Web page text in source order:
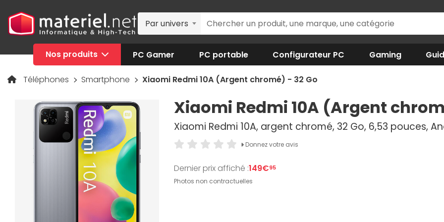
Par univers
Nos produits PC Gamer PC portable Configurateur PC Gaming
Téléphones Smartphone Xiaomi Redmi 10A (Argent chromé) - 32 Go
Xiaomi Redmi 10A (Argent
Xiaomi Redmi 10A, argent chromé, 32 Go, 6,53 pouces,
Donnez votre avis
Dernier prix affiché :149€95
Photos non contractuelles